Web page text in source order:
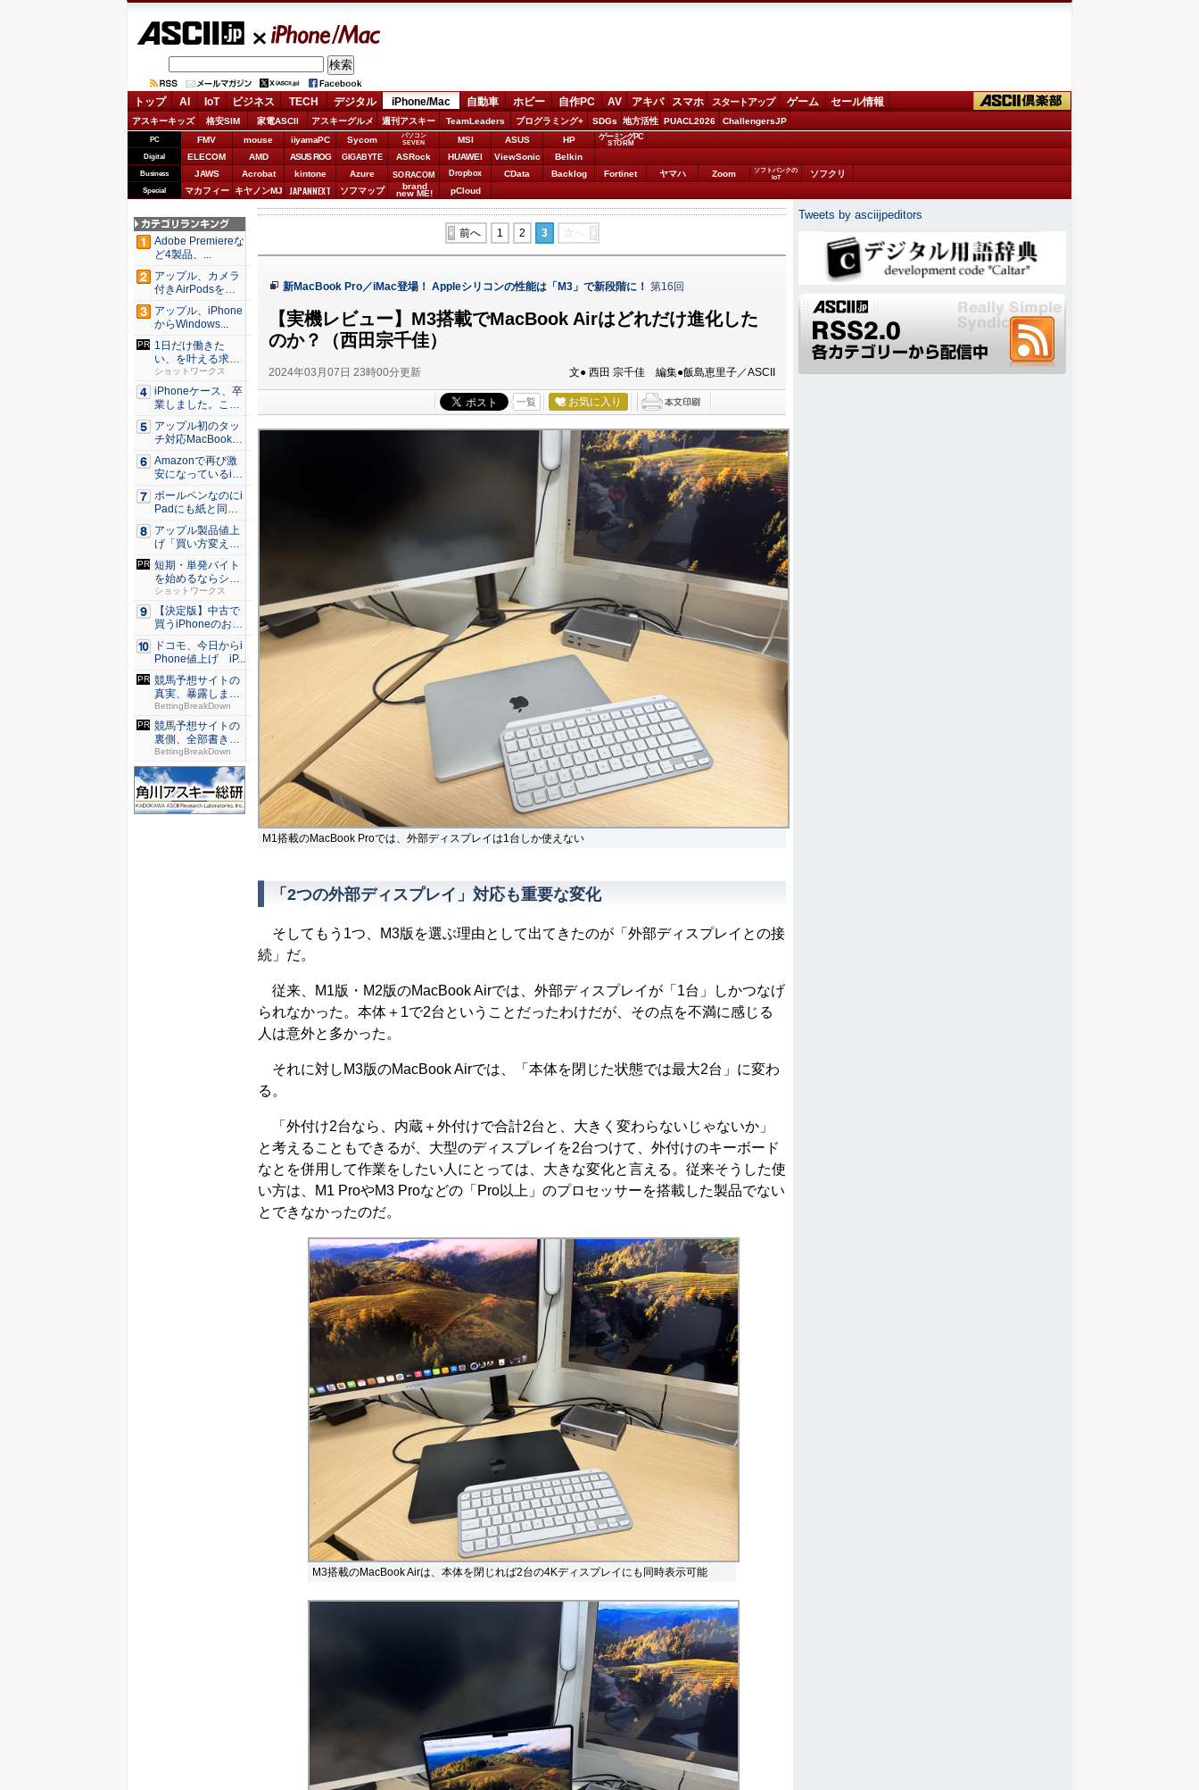
iPhone/Mac
トップ AI IoT ビジネス TECH デジタル iPhone/Mac 自動車 ホビー 自作PC AV アキバ スマホ スタートアップ ゲーム セール情報
アスキーキッズ 格安SIM 家電ASCII アスキーグルメ 週刊アスキー TeamLeaders プログラミング+ SDGs 地方活性 PUACL2026 ChallengersJP
PC FMV mouse iiyamaPC Sycom
パソコン
SEVEN
MSI ASUS HP ゲーミングPC
STORM
Digital ELECOM AMD ASUS ROG GIGABYTE ASRock HUAWEI ViewSonic Belkin
Business JAWS Acrobat kintone Azure SORACOM Dropbox CData Backlog Fortinet ヤマハ Zoom
ソフトバンクの
IoT
ソフクリ
Special マカフィー キヤノンMJ JAPANNEXT ソフマップ brand
new ME! pCloud
前へ 1 2 3 次へ
新MacBook Pro／iMac登場！ Appleシリコンの性能は「M3」で新段階に！ 第16回
【実機レビュー】M3搭載でMacBook Airはどれだけ進化した
のか？（西田宗千佳）
2024年03月07日 23時00分更新 文● 西田 宗千佳 編集●飯島恵里子／ASCII
一覧 お気に入り
M1搭載のMacBook Proでは、外部ディスプレイは1台しか使えない
「2つの外部ディスプレイ」対応も重要な変化
そしてもう1つ、M3版を選ぶ理由として出てきたのが「外部ディスプレイとの接
続」だ。
従来、M1版・M2版のMacBook Airでは、外部ディスプレイが「1台」しかつなげ
られなかった。本体＋1で2台ということだったわけだが、その点を不満に感じる
人は意外と多かった。
それに対しM3版のMacBook Airでは、「本体を閉じた状態では最大2台」に変わ
る。
「外付け2台なら、内蔵＋外付けで合計2台と、大きく変わらないじゃないか」
と考えることもできるが、大型のディスプレイを2台つけて、外付けのキーボード
なとを併用して作業をしたい人にとっては、大きな変化と言える。従来そうした使
い方は、M1 ProやM3 Proなどの「Pro以上」のプロセッサーを搭載した製品でない
とできなかったのだ。
M3搭載のMacBook Airは、本体を閉じれば2台の4Kディスプレイにも同時表示可能
Adobe Premiereな
ど4製品、...
アップル、カメラ
付きAirPodsを年
内...
アップル、iPhone
からWindows...
1日だけ働きた
い、を叶える求人
サイト
ショットワークス
iPhoneケース、卒
業しました。これ
か...
アップル初のタッ
チ対応MacBook、
早...
Amazonで再び激
安になっているiP
h...
ボールペンなのにi
Padにも紙と同じ
滑ら...
アップル製品値上
げ「買い方変え
る」9割超...
短期・単発バイト
を始めるならショ
ットワー...
ショットワークス
【決定版】中古で
買うiPhoneのおす
す...
ドコモ、今日からi
Phone値上げ iP...
競馬予想サイトの
真実、暴露しま
す...
BettingBreakDown
競馬予想サイトの
裏側、全部書きま
した。 ...
BettingBreakDown
Tweets by asciijpeditors